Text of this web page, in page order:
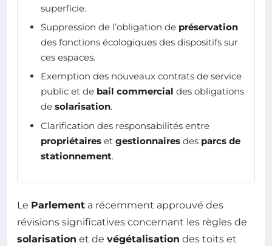
superficie.
Suppression de l’obligation de préservation
des fonctions écologiques des dispositifs sur
ces espaces.
Exemption des nouveaux contrats de service
public et de bail commercial des obligations
de solarisation.
Clarification des responsabilités entre
propriétaires et gestionnaires des parcs de
stationnement.
Le Parlement a récemment approuvé des
révisions significatives concernant les règles de
solarisation et de végétalisation des toits et